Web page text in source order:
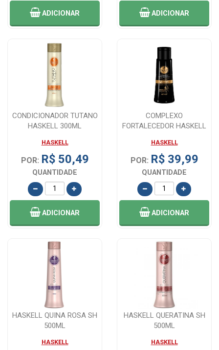
ADICIONAR ADICIONAR
CONDICIONADOR TUTANO
HASKELL 300ML
HASKELL
POR: R$ 50,49
QUANTIDADE
ADICIONAR
COMPLEXO
FORTALECEDOR HASKELL
HASKELL
POR: R$ 39,99
QUANTIDADE
ADICIONAR
HASKELL QUINA ROSA SH
500ML
HASKELL
HASKELL QUERATINA SH
500ML
HASKELL